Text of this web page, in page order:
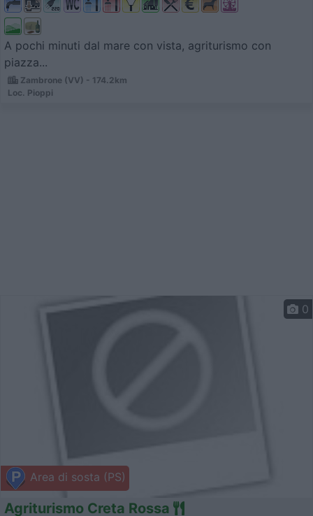
A pochi minuti dal mare con vista, agriturismo con
piazza...
Zambrone (VV) - 174.2km
Loc. Pioppi
Area di sosta (PS)
0
Agriturismo Creta Rossa